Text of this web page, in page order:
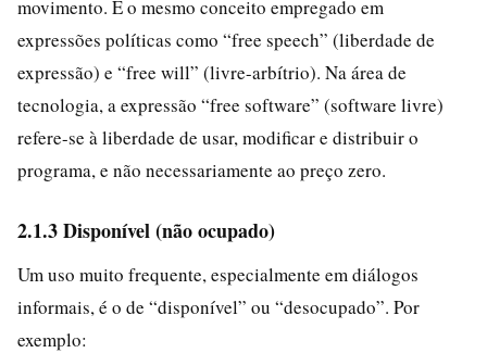
movimento. É o mesmo conceito empregado em
expressões políticas como “free speech” (liberdade de
expressão) e “free will” (livre-arbítrio). Na área de
tecnologia, a expressão “free software” (software livre)
refere-se à liberdade de usar, modificar e distribuir o
programa, e não necessariamente ao preço zero.
2.1.3 Disponível (não ocupado)
Um uso muito frequente, especialmente em diálogos
informais, é o de “disponível” ou “desocupado”. Por
exemplo: